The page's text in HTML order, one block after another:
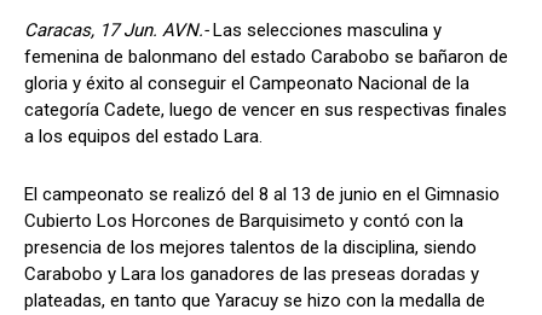
Caracas, 17 Jun. AVN.- Las selecciones masculina y
femenina de balonmano del estado Carabobo se bañaron de
gloria y éxito al conseguir el Campeonato Nacional de la
categoría Cadete, luego de vencer en sus respectivas finales
a los equipos del estado Lara.
El campeonato se realizó del 8 al 13 de junio en el Gimnasio
Cubierto Los Horcones de Barquisimeto y contó con la
presencia de los mejores talentos de la disciplina, siendo
Carabobo y Lara los ganadores de las preseas doradas y
plateadas, en tanto que Yaracuy se hizo con la medalla de